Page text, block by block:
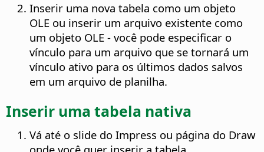
Inserir uma nova tabela como um objeto
OLE ou inserir um arquivo existente como
um objeto OLE - você pode especificar o
vínculo para um arquivo que se tornará um
vínculo ativo para os últimos dados salvos
em um arquivo de planilha.
Inserir uma tabela nativa
Vá até o slide do Impress ou página do Draw